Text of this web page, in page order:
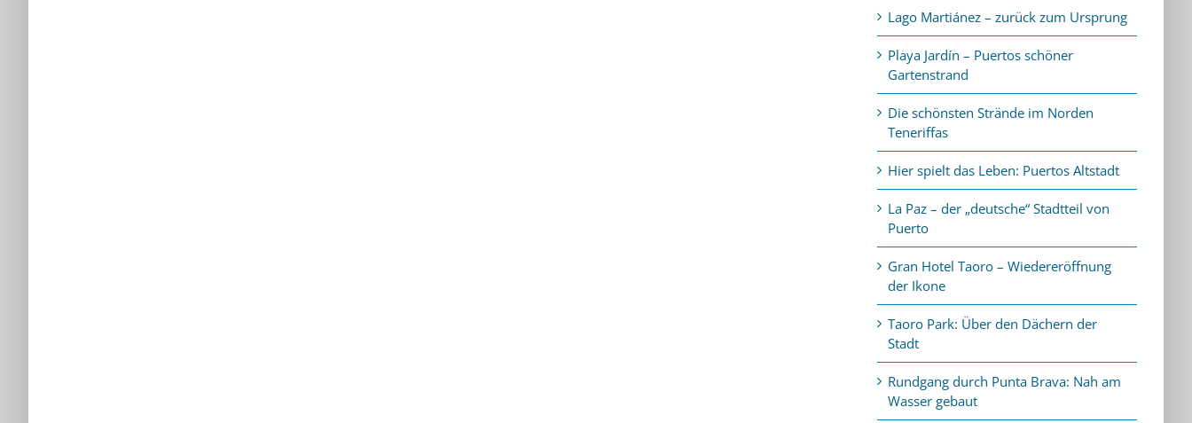
Lago Martiánez – zurück zum Ursprung
Playa Jardín – Puertos schöner
Gartenstrand
Die schönsten Strände im Norden
Teneriffas
Hier spielt das Leben: Puertos Altstadt
La Paz – der „deutsche“ Stadtteil von
Puerto
Gran Hotel Taoro – Wiedereröffnung
der Ikone
Taoro Park: Über den Dächern der
Stadt
Rundgang durch Punta Brava: Nah am
Wasser gebaut